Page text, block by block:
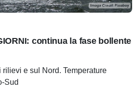
continua la fase bollente
e sul Nord. Temperature
Sud